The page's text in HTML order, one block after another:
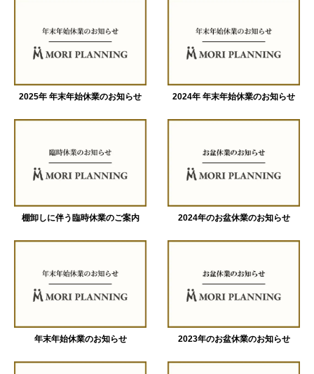
2025年 年末年始休業のお知らせ 2024年 年末年始休業のお知らせ
棚卸しに伴う臨時休業のご案内 2024年のお盆休業のお知らせ
年末年始休業のお知らせ 2023年のお盆休業のお知らせ